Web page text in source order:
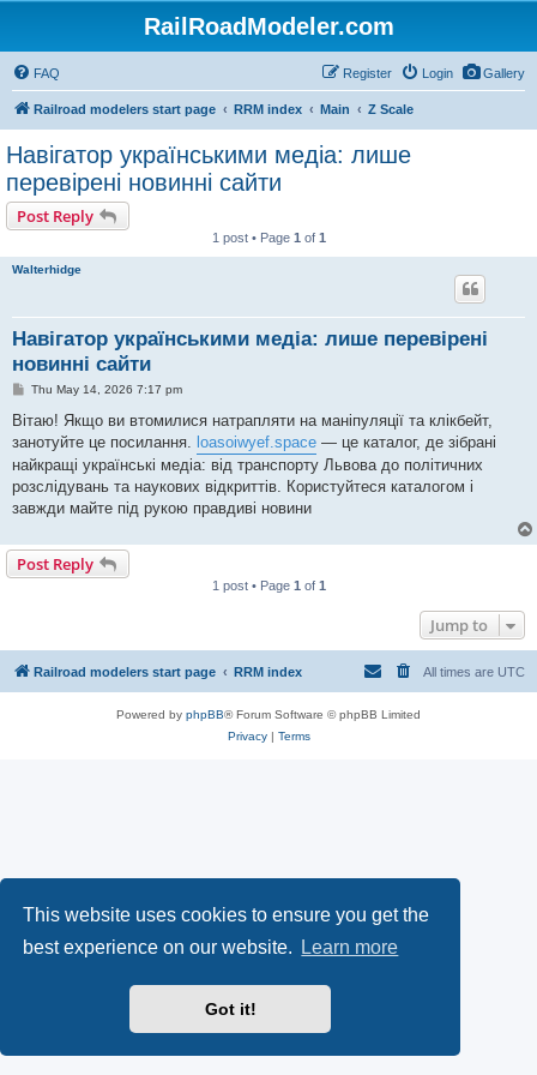
This website uses cookies to ensure you get the
best experience on our website.
Learn more
Got it!
RailRoadModeler.com
Gallery
FAQ Login
Register
Railroad modelers start page RRM index Main Z Scale
Навігатор українськими медіа: лише
перевірені новинні сайти
Post Reply
1 post • Page 1 of 1
Walterhidge
Навігатор українськими медіа: лише перевірені
новинні сайти
P
s
Thu May 14, 2026 7:17 pm
Вітаю! Якщо ви втомилися натрапляти на маніпуляції та клікбейт,
занотуйте це посилання. loasoiwyef.space — це каталог, де зібрані
найкращі українські медіа: від транспорту Львова до політичних
розслідувань та наукових відкриттів. Користуйтеся каталогом і
завжди майте під рукою правдиві новини
Post Reply
1 post • Page 1 of 1
Jump to
Railroad modelers start page RRM index All times are UTC
Powered by phpBB® Forum Software © phpBB Limited
Privacy| Terms